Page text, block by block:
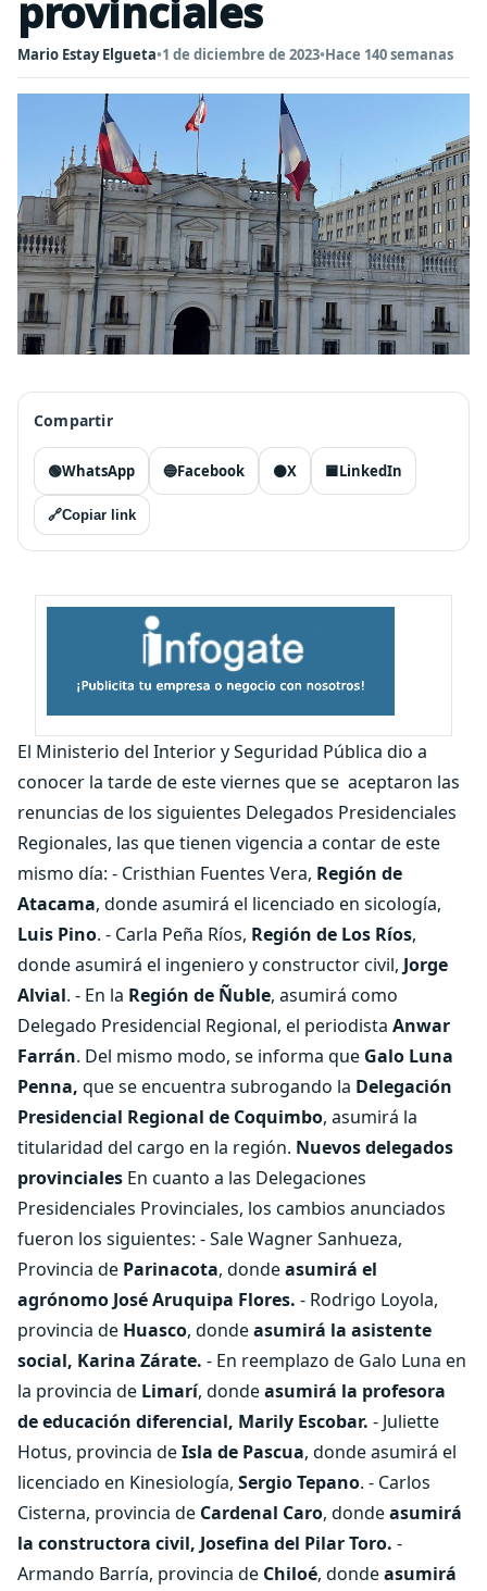
provinciales
Mario Estay Elgueta•1 de diciembre de 2023•Hace 140 semanas
Compartir
🟢WhatsApp 🔵Facebook ⚫X 🟦LinkedIn
🔗Copiar link
El Ministerio del Interior y Seguridad Pública dio a
conocer la tarde de este viernes que se aceptaron las
renuncias de los siguientes Delegados Presidenciales
Regionales, las que tienen vigencia a contar de este
mismo día: - Cristhian Fuentes Vera, Región de
Atacama, donde asumirá el licenciado en sicología,
Luis Pino. - Carla Peña Ríos, Región de Los Ríos,
donde asumirá el ingeniero y constructor civil, Jorge
Alvial. - En la Región de Ñuble, asumirá como
Delegado Presidencial Regional, el periodista Anwar
Farrán. Del mismo modo, se informa que Galo Luna
Penna, que se encuentra subrogando la Delegación
Presidencial Regional de Coquimbo, asumirá la
titularidad del cargo en la región. Nuevos delegados
provinciales En cuanto a las Delegaciones
Presidenciales Provinciales, los cambios anunciados
fueron los siguientes: - Sale Wagner Sanhueza,
Provincia de Parinacota, dondeasumirá el
agrónomo JoséAruquipa Flores. - Rodrigo Loyola,
provincia de Huasco, dondeasumirá la asistente
social, Karina Zárate. - En reemplazo de Galo Luna en
la provincia de Limarí, dondeasumirá la profesora
de educación diferencial, Marily Escobar. - Juliette
Hotus, provincia deIsla de Pascua, donde asumirá el
licenciado en Kinesiología, Sergio Tepano. - Carlos
Cisterna, provincia de Cardenal Caro, dondeasumirá
la constructora civil, Josefina del Pilar Toro. -
Armando Barría, provincia de Chiloé, dondeasumirá